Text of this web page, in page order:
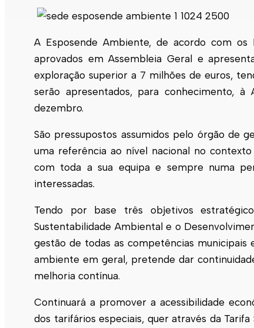
Empreitadas
Fontanários
Indicadores ERSAR
Qualidade da água
Contactos
A Esposende Ambiente, de acordo com os
aprovados em Assembleia Geral e
exploração superior a 7 milhões de euros,
serão apresentados, para conhecimento, à
dezembro.
São pressupostos assumidos pelo órgão de
uma referência ao nível nacional no
com toda a sua equipa e sempre numa
interessadas.
Tendo por base três objetivos
Sustentabilidade Ambiental e o
gestão de todas as competências municipais
ambiente em geral, pretende dar
melhoria contínua.
Continuará a promover a acessibilidade
dos tarifários especiais, quer através da